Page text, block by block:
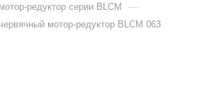
редуктор серии BLCM —
мотор-редуктор BLCM 063